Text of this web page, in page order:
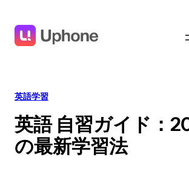
英語学習
英語 自習ガイド：
の最新学習法